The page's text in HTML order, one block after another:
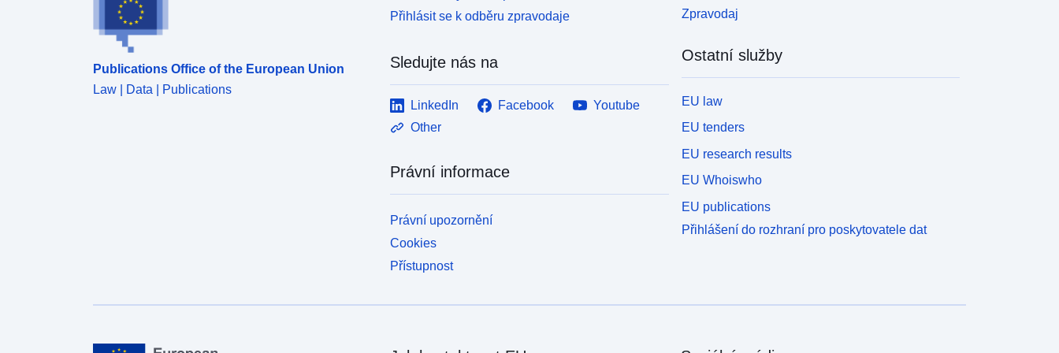
Publications Office of the European Union
Law | Data | Publications
Přihlásit se k odběru zpravodaje
Sledujte nás na
LinkedIn Facebook
Youtube
Other
Právní informace
Právní upozornění
Cookies
Přístupnost
Zpravodaj
Ostatní služby
EU law
EU tenders
EU research results
EU Whoiswho
EU publications
Přihlášení do rozhraní pro poskytovatele dat